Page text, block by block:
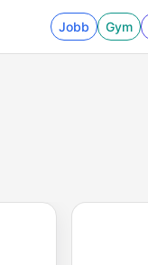
Jobb Gym